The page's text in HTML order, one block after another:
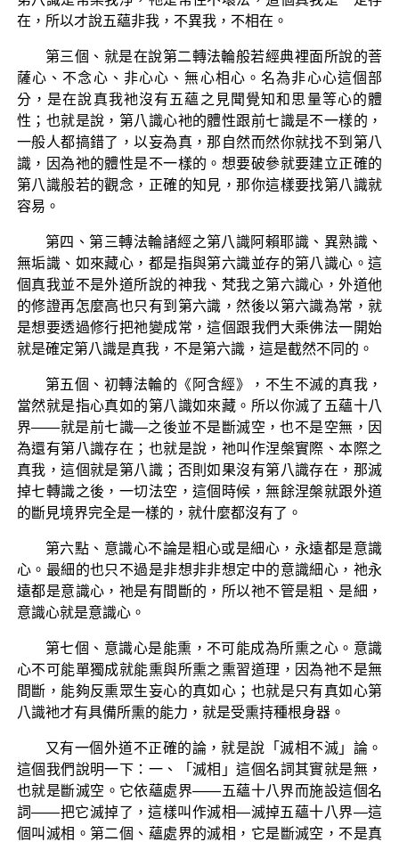
在，所以才說五蘊非我，不異我，不相在。
第三個、就是在說第二轉法輪般若經典裡面所說的菩
薩心、不念心、非心心、無心相心。名為非心心這個部
分，是在說真我衪沒有五蘊之見聞覺知和思量等心的體
性；也就是說，第八識心衪的體性跟前七識是不一樣的，
一般人都搞錯了，以妄為真，那自然而然你就找不到第八
識，因為祂的體性是不一樣的。想要破參就要建立正確的
第八識般若的觀念，正確的知見，那你這樣要找第八識就
容易。
第四、第三轉法輪諸經之第八識阿賴耶識、異熟識、
無垢識、如來藏心，都是指與第六識並存的第八識心。這
個真我並不是外道所說的神我、梵我之第六識心，外道他
的修證再怎麼高也只有到第六識，然後以第六識為常，就
是想要透過修行把祂變成常，這個跟我們大乘佛法一開始
就是確定第八識是真我，不是第六識，這是截然不同的。
第五個、初轉法輪的《阿含經》，不生不滅的真我，
當然就是指心真如的第八識如來藏。所以你滅了五蘊十八
界——就是前七識—之後並不是斷滅空，也不是空無，因
為還有第八識存在；也就是說，祂叫作涅槃實際、本際之
真我，這個就是第八識；否則如果沒有第八識存在，那滅
掉七轉識之後，一切法空，這個時候，無餘涅槃就跟外道
的斷見境界完全是一樣的，就什麼都沒有了。
第六點、意識心不論是粗心或是細心，永遠都是意識
心。最細的也只不過是非想非非想定中的意識細心，祂永
遠都是意識心，祂是有間斷的，所以祂不管是粗、是細，
意識心就是意識心。
第七個、意識心是能熏，不可能成為所熏之心。意識
心不可能單獨成就能熏與所熏之熏習道理，因為祂不是無
間斷，能夠反熏眾生妄心的真如心；也就是只有真如心第
八識衪才有具備所熏的能力，就是受熏持種根身器。
又有一個外道不正確的論，就是說「滅相不滅」論。
這個我們說明一下：一、「滅相」這個名詞其實就是無，
也就是斷滅空。它依蘊處界——五蘊十八界而施設這個名
詞——把它滅掉了，這樣叫作滅相—滅掉五蘊十八界—這
個叫滅相。第二個、蘊處界的滅相，它是斷滅空，不是真